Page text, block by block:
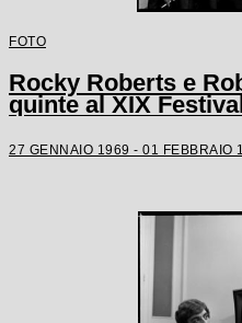
FOTO
Rocky Roberts e
quinte al XIX
27 GENNAIO 1969 - 01 FEBBRAIO